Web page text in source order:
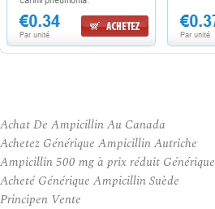
Achat De Ampicillin Au Canada
Achetez Générique Ampicillin Autriche
Ampicillin 500 mg à prix réduit Générique
Acheté Générique Ampicillin Suède
Principen Vente